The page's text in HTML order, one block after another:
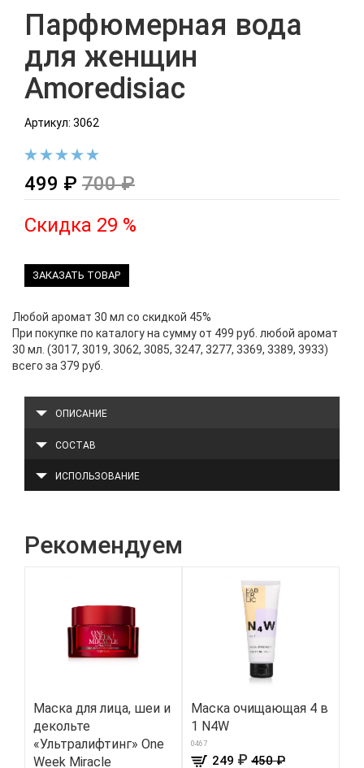
Парфюмерная вода
для женщин
Amoredisiac
Артикул: 3062
499 ₽ 700 ₽
Скидка 29 %
ЗАКАЗАТЬ ТОВАР
Любой аромат 30 мл со скидкой 45%
При покупке по каталогу на сумму от 499 руб. любой аромат
30 мл. (3017, 3019, 3062, 3085, 3247, 3277, 3369, 3389, 3933)
всего за 379 руб.
ОПИСАНИЕ
СОСТАВ
ИСПОЛЬЗОВАНИЕ
Рекомендуем
Маска для лица, шеи и
декольте
«Ультралифтинг» One
Week Miracle
Маска очищающая 4 в
1 N4W
0467
249 ₽ 450 ₽